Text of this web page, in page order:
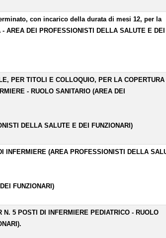
con incarico della durata di mesi 12, per la
DEI PROFESSIONISTI DELLA SALUTE E DEI
PER TITOLI E COLLOQUIO, PER LA COPERTURA
- RUOLO SANITARIO (AREA DEI
DELLA SALUTE E DEI FUNZIONARI)
INFERMIERE (AREA PROFESSIONISTI DELLA
FUNZIONARI)
5 POSTI DI INFERMIERE PEDIATRICO - RUOLO